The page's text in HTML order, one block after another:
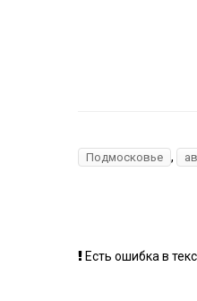
Подмосковье ,
Есть ошибка в